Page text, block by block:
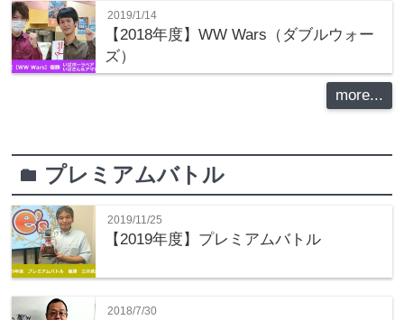
2019/1/14
【2018年度】WW Wars（ダブルウォー
ズ）
more...
folder プレミアムバトル
2019/11/25
【2019年度】プレミアムバトル
2018/7/30